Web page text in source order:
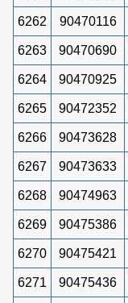
6262 90470116
6263 90470690
6264 90470925
6265 90472352
6266 90473628
6267 90473633
6268 90474963
6269 90475386
6270 90475421
6271 90475436